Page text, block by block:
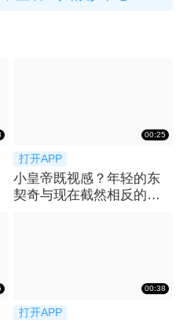
00:25
打开APP
小皇帝既视感？年轻的东
契奇与现在截然相反的风
00:38
打开APP